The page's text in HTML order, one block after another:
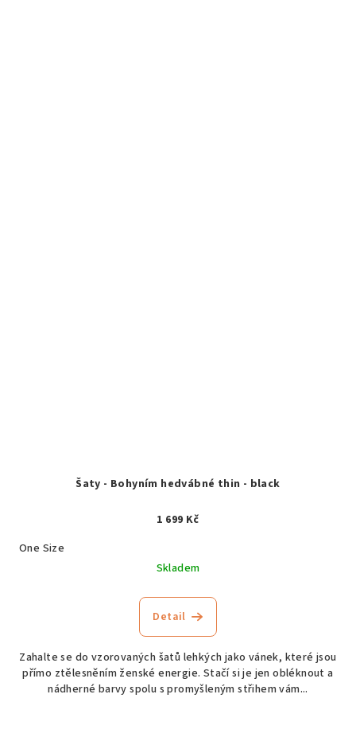
Šaty - Bohyním hedvábné thin - black
1 699 Kč
One Size
Skladem
Detail
Zahalte se do vzorovaných šatů lehkých jako vánek, které jsou
přímo ztělesněním ženské energie. Stačí si je jen obléknout a
nádherné barvy spolu s promyšleným střihem vám...